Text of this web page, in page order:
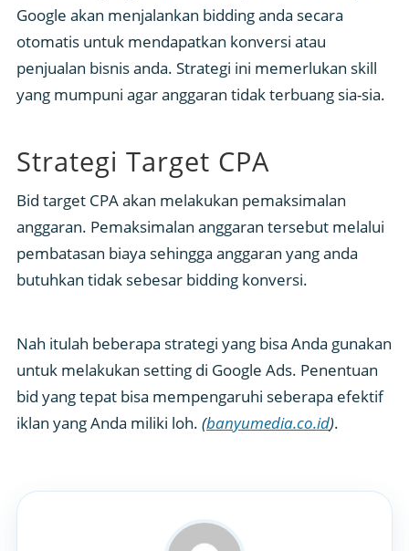
Google akan menjalankan bidding anda secara
otomatis untuk mendapatkan konversi atau
penjualan bisnis anda. Strategi ini memerlukan skill
yang mumpuni agar anggaran tidak terbuang sia-sia.
Strategi Target CPA
Bid target CPA akan melakukan pemaksimalan
anggaran. Pemaksimalan anggaran tersebut melalui
pembatasan biaya sehingga anggaran yang anda
butuhkan tidak sebesar bidding konversi.
Nah itulah beberapa strategi yang bisa Anda gunakan
untuk melakukan setting di Google Ads. Penentuan
bid yang tepat bisa mempengaruhi seberapa efektif
iklan yang Anda miliki loh. (banyumedia.co.id).